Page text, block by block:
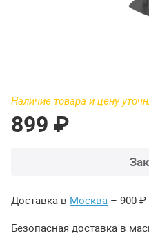
Наличие товара и цену
899 ₽
Доставка в Москва – 900 ₽
Безопасная доставка в